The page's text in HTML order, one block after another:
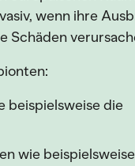
wenn ihre
Schäden
beispielsweise die
wie